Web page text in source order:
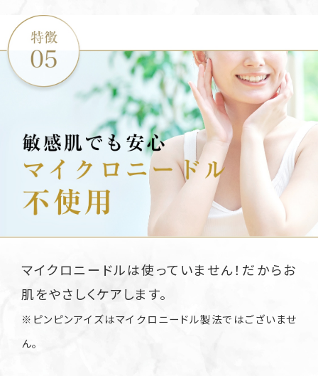
マイクロニードルは使っていません！だからお
肌をやさしくケアします。
※ピンピンアイズはマイクロニードル製法ではございませ
ん。